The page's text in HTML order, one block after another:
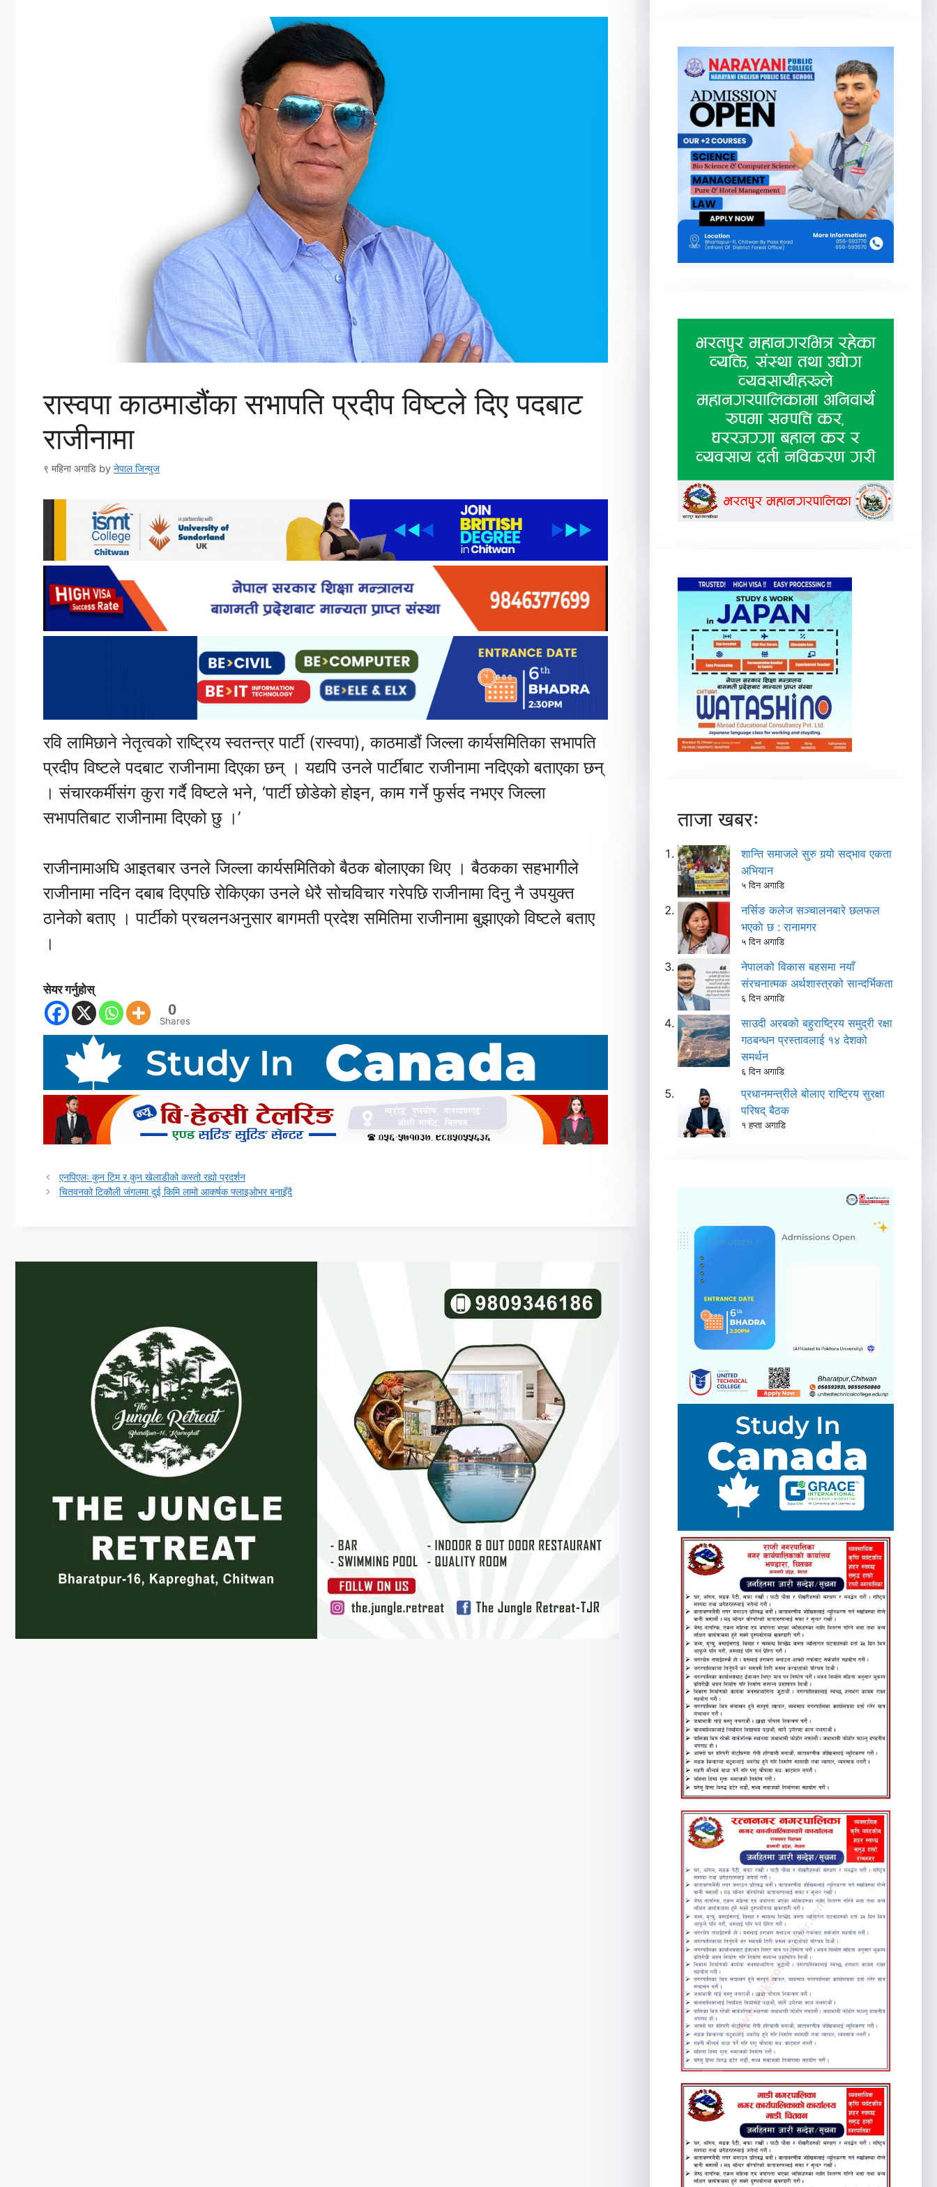
रास्वपा काठमाडौंका सभापति प्रदीप विष्टले दिए पदबाट
राजीनामा
९ महिना अगाडि by नेपाल जिन्युज
रवि लामिछाने नेतृत्वको राष्ट्रिय स्वतन्त्र पार्टी (रास्वपा), काठमाडौं जिल्ला कार्यसमितिका सभापति
प्रदीप विष्टले पदबाट राजीनामा दिएका छन् । यद्यपि उनले पार्टीबाट राजीनामा नदिएको बताएका छन्
। संचारकर्मीसंग कुरा गर्दै विष्टले भने, ‘पार्टी छोडेको होइन, काम गर्ने फुर्सद नभएर जिल्ला
सभापतिबाट राजीनामा दिएको छु ।’
राजीनामाअघि आइतबार उनले जिल्ला कार्यसमितिको बैठक बोलाएका थिए । बैठकका सहभागीले
राजीनामा नदिन दबाब दिएपछि रोकिएका उनले धेरै सोचविचार गरेपछि राजीनामा दिनु नै उपयुक्त
ठानेको बताए । पार्टीको प्रचलनअनुसार बागमती प्रदेश समितिमा राजीनामा बुझाएको विष्टले बताए
।
सेयर गर्नुहोस्
0
Shares
एनपिएलः कुन टिम र कुन खेलाडीको कस्तो रह्यो प्रदर्शन
चितवनको टिकौली जंगलमा दुई किमि लामो आकर्षक फ्लाइओभर बनाइँदै
ताजा खबरः
शान्ति समाजले सुरु गर्‍यो सद्‌भाव एकता
अभियान
५ दिन अगाडि
नर्सिङ कलेज सञ्चालनबारे छलफल
भएकाे छ : रानामगर
५ दिन अगाडि
नेपालको विकास बहसमा नयाँ
संरचनात्मक अर्थशास्त्रको सान्दर्भिकता
६ दिन अगाडि
साउदी अरबको बहुराष्ट्रिय समुद्री रक्षा
गठबन्धन प्रस्तावलाई १४ देशको
समर्थन
६ दिन अगाडि
प्रधानमन्त्रीले बोलाए राष्ट्रिय सुरक्षा
परिषद् बैठक
१ हप्ता अगाडि